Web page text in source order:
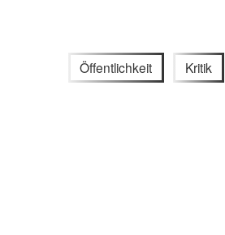
Öffentlichkeit Kritik